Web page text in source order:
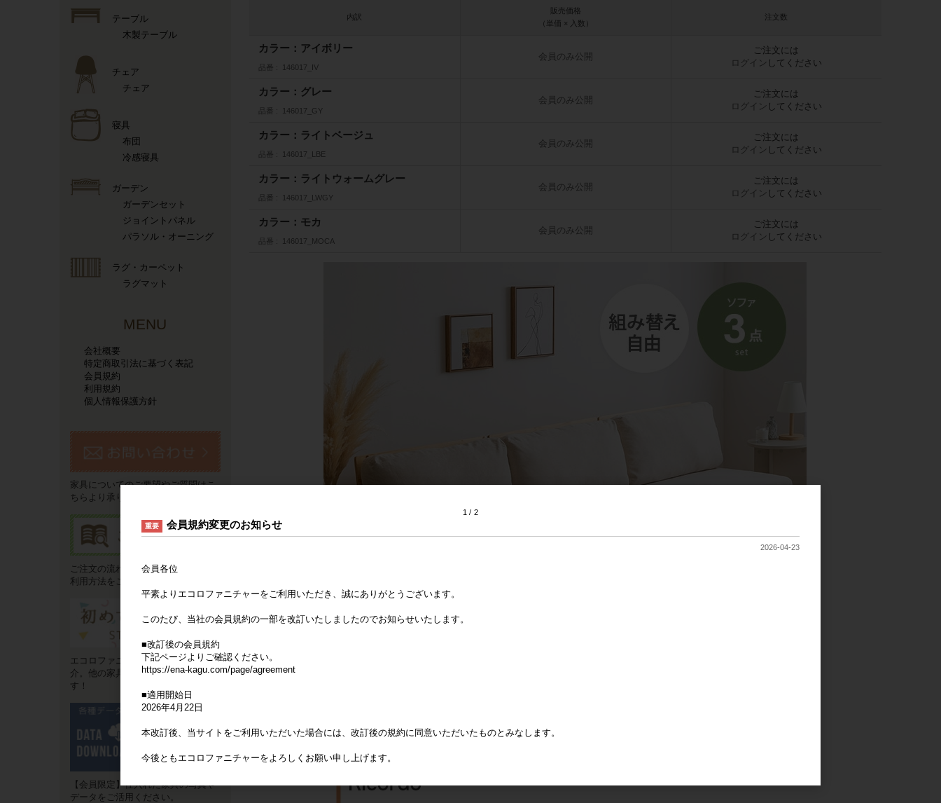
内訳
販売価格
（単価 × 入数）
注文数
カラー：アイボリー
品番 146017_IV
会員のみ公開
ご注文には
ログイン してください
カラー：グレー
品番 146017_GY
会員のみ公開
ご注文には
ログイン してください
カラー：ライトベージュ
品番 146017_LBE
会員のみ公開
ご注文には
ログイン してください
カラー：ライトウォームグレー
品番 146017_LWGY
会員のみ公開
ご注文には
ログイン してください
カラー：モカ
品番 146017_MOCA
会員のみ公開
ご注文には
ログイン してください
テーブル
木製テーブル
チェア
チェア
寝具
布団
冷感寝具
ガーデン
ガーデンセット
ジョイントパネル
パラソル・オーニング
ラグ・カーペット
ラグマット
MENU
会社概要
特定商取引法に基づく表記
会員規約
利用規約
個人情報保護方針
家具についてのご要望やご質問はこ
ちらより承ります。
ご注文の流れやお支払い方法などご
利用方法をご説明いたします。
エコロファニチャーの"強み"をご紹
介。他の家具卸サイトとは違いま
す！
【会員限定】仕入れた家具の写真や
データをご活用ください。
1 2
重要 会員規約変更のお知らせ
2026-04-23
会員各位
平素よりエコロファニチャーをご利用いただき、誠にありがとうございます。
このたび、当社の会員規約の一部を改訂いたしましたのでお知らせいたします。
■改訂後の会員規約
下記ページよりご確認ください。
https://ena-kagu.com/page/agreement
■適用開始日
2026年4月22日
本改訂後、当サイトをご利用いただいた場合には、改訂後の規約に同意いただいたものとみなします。
今後ともエコロファニチャーをよろしくお願い申し上げます。